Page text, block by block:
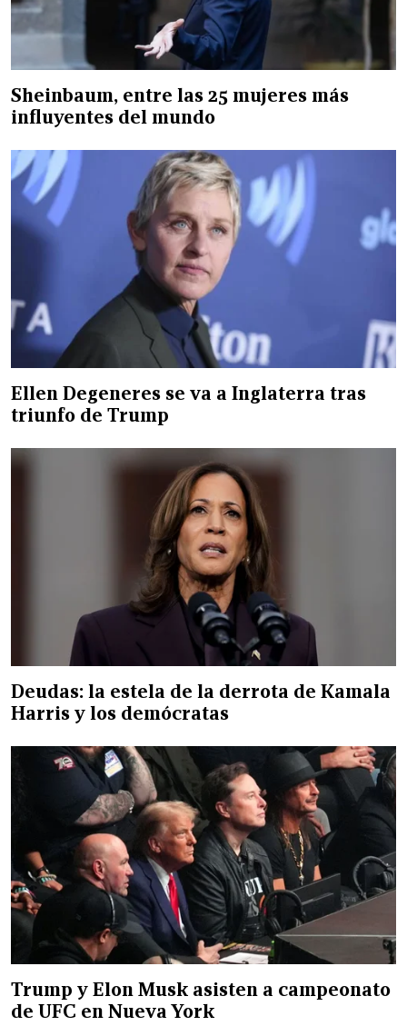
Sheinbaum, entre las 25 mujeres más
influyentes del mundo
Ellen Degeneres se va a Inglaterra tras
triunfo de Trump
Deudas: la estela de la derrota de Kamala
Harris y los demócratas
Trump y Elon Musk asisten a campeonato
de UFC en Nueva York